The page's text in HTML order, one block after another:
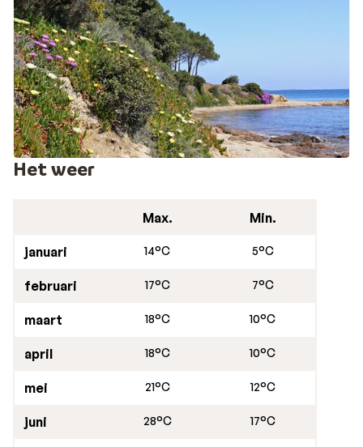
kunt relaxen, maakt het plaatje helemaal compleet. De
sfeer, de taal, de uitstraling en de mensen zorgen
ervoor dat Cannigione een uitstekende plek is om je
bella Italia vakantie in door te brengen. En als je even
wat anders wilt dan Cannigione, hebben wij nog wel een
aantal leuke tips. Maak een boot- of zeiltocht langs de
kust of ga eens mountainbiken in de omgeving van
Cannigione en ontdek hoe mooi het hier is!
Het weer
Max. Min.
januari 14°C 5°C
februari 17°C 7°C
maart 18°C 10°C
april 18°C 10°C
mei 21°C 12°C
juni 28°C 17°C